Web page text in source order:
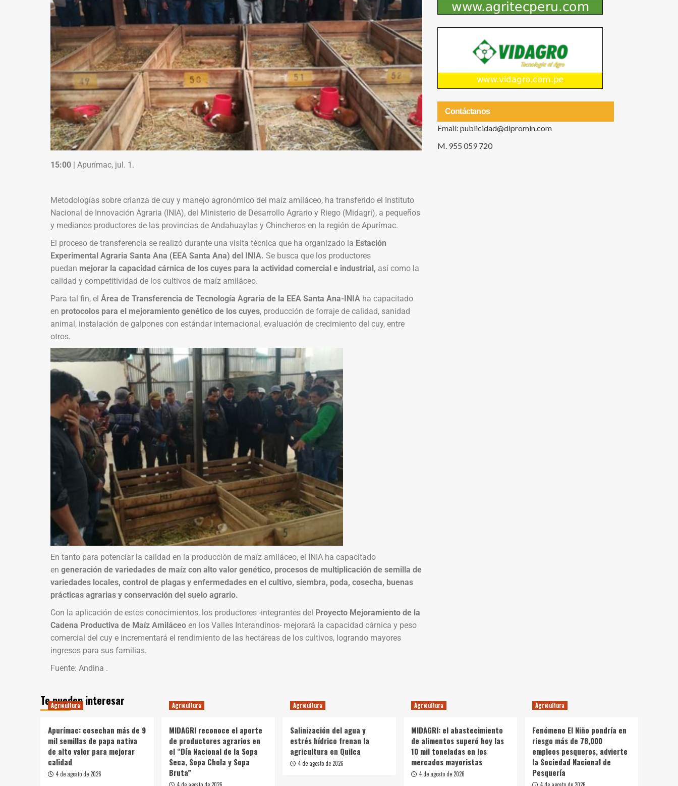
15:00 | Apurímac, jul. 1.
Metodologías sobre crianza de cuy y manejo agronómico del maíz amiláceo, ha transferido el Instituto
Nacional de Innovación Agraria (INIA), del Ministerio de Desarrollo Agrario y Riego (Midagri), a pequeños
y medianos productores de las provincias de Andahuaylas y Chincheros en la región de Apurímac.
El proceso de transferencia se realizó durante una visita técnica que ha organizado la Estación
Experimental Agraria Santa Ana (EEA Santa Ana) del INIA. Se busca que los productores
puedan mejorar la capacidad cárnica de los cuyes para la actividad comercial e industrial, así como la
calidad y competitividad de los cultivos de maíz amiláceo.
Para tal fin, el Área de Transferencia de Tecnología Agraria de la EEA Santa Ana-INIAha capacitado
en protocolos para el mejoramiento genético de los cuyes, producción de forraje de calidad, sanidad
animal, instalación de galpones con estándar internacional, evaluación de crecimiento del cuy, entre
otros.
En tanto para potenciar la calidad en la producción de maíz amiláceo, el INIA ha capacitado
en generación de variedades de maíz con alto valor genético, procesos de multiplicación de semilla de
variedades locales, control de plagas y enfermedades en el cultivo, siembra, poda, cosecha, buenas
prácticas agrarias y conservación del suelo agrario.
Con la aplicación de estos conocimientos, los productores -integrantes del Proyecto Mejoramiento de la
Cadena Productiva de Maíz Amiláceoen los Valles Interandinos- mejorará la capacidad cárnica y peso
comercial del cuy e incrementará el rendimiento de las hectáreas de los cultivos, logrando mayores
ingresos para sus familias.
Fuente: Andina .
Contáctanos
Email: publicidad@dipromin.com
M. 955 059 720
Te pueden interesar
Agricultura
Apurímac: cosechan más de 9
mil semillas de papa nativa
de alto valor para mejorar
calidad
4 de agosto de 2026
Agricultura
MIDAGRI reconoce el aporte
de productores agrarios en
el “Día Nacional de la Sopa
Seca, Sopa Chola y Sopa
Bruta”
Agricultura
Salinización del agua y
estrés hídrico frenan la
agricultura en Quilca
4 de agosto de 2026
Agricultura
MIDAGRI: el abastecimiento
de alimentos superó hoy las
10 mil toneladas en los
mercados mayoristas
4 de agosto de 2026
Agricultura
Fenómeno El Niño pondría en
riesgo más de 78,000
empleos pesqueros, advierte
la Sociedad Nacional de
Pesquería